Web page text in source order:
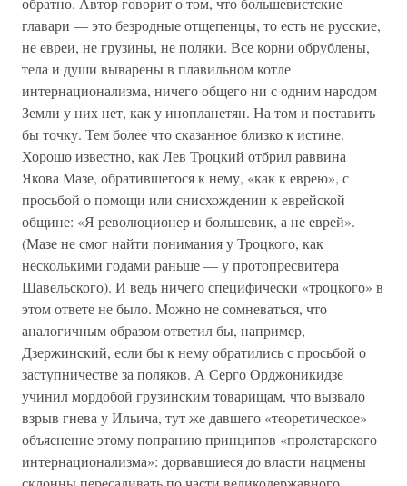
главари — это безродные отщепенцы, то есть не русские,
не евреи, не грузины, не поляки. Все корни обрублены,
тела и души выварены в плавильном котле
интернационализма, ничего общего ни с одним народом
Земли у них нет, как у инопланетян. На том и поставить
бы точку. Тем более что сказанное близко к истине.
Хорошо известно, как Лев Троцкий отбрил раввина
Якова Мазе, обратившегося к нему, «как к еврею», с
просьбой о помощи или снисхождении к еврейской
общине: «Я революционер и большевик, а не еврей».
(Мазе не смог найти понимания у Троцкого, как
несколькими годами раньше — у протопресвитера
Шавельского). И ведь ничего специфически «троцкого» в
этом ответе не было. Можно не сомневаться, что
аналогичным образом ответил бы, например,
Дзержинский, если бы к нему обратились с просьбой о
заступничестве за поляков. А Серго Орджоникидзе
учинил мордобой грузинским товарищам, что вызвало
взрыв гнева у Ильича, тут же давшего «теоретическое»
объяснение этому попранию принципов «пролетарского
интернационализма»: дорвавшиеся до власти нацмены